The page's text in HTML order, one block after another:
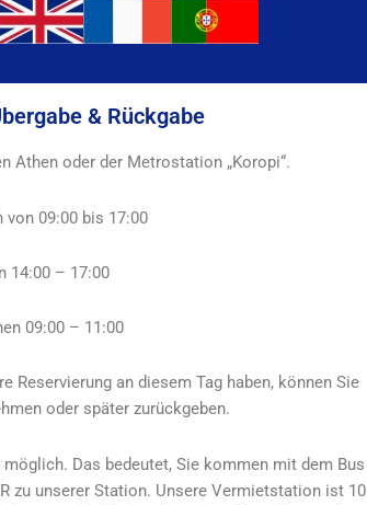
& Rückgabe
Athen oder der Metrostation „Koropi“.
09:00 bis 17:00
14:00 – 17:00
09:00 – 11:00
Reservierung an diesem Tag haben, können Sie
oder später zurückgeben.
Das bedeutet, Sie kommen mit dem Bus
zu unserer Station. Unsere Vermietstation ist 10